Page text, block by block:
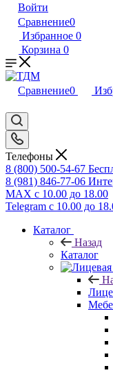
Войти
Сравнение0
Избранное 0
Корзина 0
Сравнение0
Телефоны
8 (800) 500-54-67
8 (981) 846-77-06
MAX с 10.00 до 18.00
Telegram с 10.00 до
Каталог
Назад
Каталог